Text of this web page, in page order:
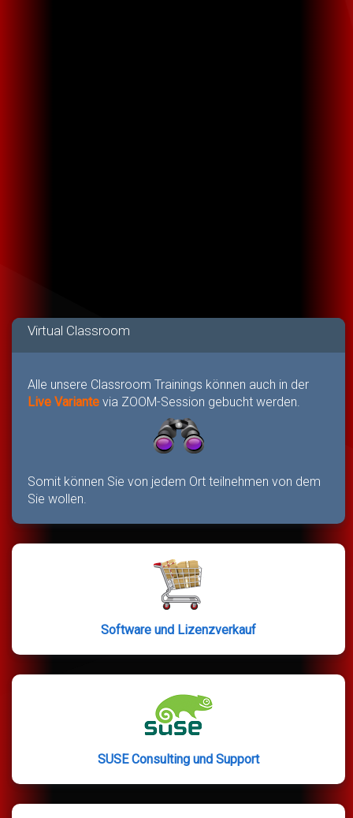
Virtual Classroom
Alle unsere Classroom Trainings können auch in der
Live Variante via ZOOM-Session gebucht werden.
Somit können Sie von jedem Ort teilnehmen von dem
Sie wollen.
Software und Lizenzverkauf
SUSE Consulting und Support